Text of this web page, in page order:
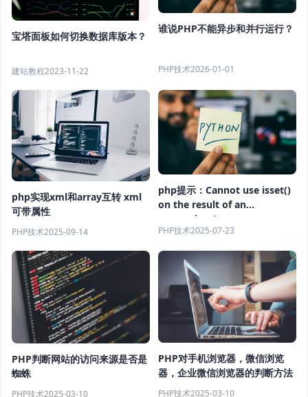
宝塔面板如何切换数据库版本？
建站教程2023-11-22
谁说PHP不能异步和并行运行？
PHP技术2026-01-01
php实现xml和array互转 xml
可带属性
PHP技术2025-09-14
php提示：Cannot use isset()
on the result of an
expression (you can use
"null !== expression"
instead)
PHP技术2025-07-23
PHP判断网站的访问来源是否是
蜘蛛
PHP技术2025-03-10
PHP对手机浏览器，微信浏览
器，企业微信浏览器的判断方法
PHP技术2025-03-10